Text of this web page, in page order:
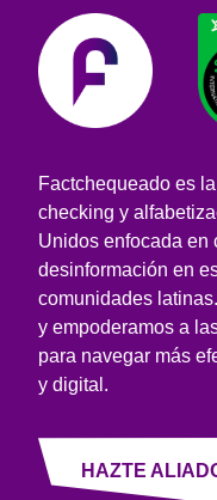
Factchequeado es
checking y
Unidos enfocada en
desinformación en
comunidades
y empoderamos a
para navegar más
y digital.
HAZTE